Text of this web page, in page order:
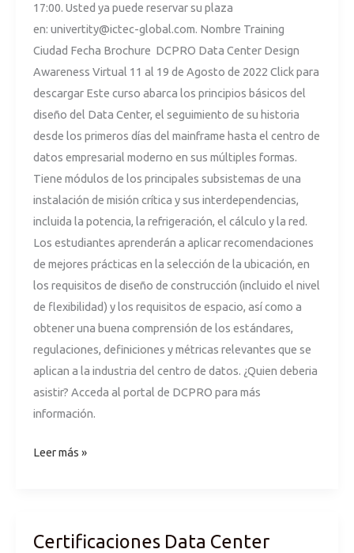
17:00. Usted ya puede reservar su plaza
en: univertity@ictec-global.com. Nombre Training
Ciudad Fecha Brochure DCPRO Data Center Design
Awareness Virtual 11 al 19 de Agosto de 2022 Click para
descargar Este curso abarca los principios básicos del
diseño del Data Center, el seguimiento de su historia
desde los primeros días del mainframe hasta el centro de
datos empresarial moderno en sus múltiples formas.
Tiene módulos de los principales subsistemas de una
instalación de misión crítica y sus interdependencias,
incluida la potencia, la refrigeración, el cálculo y la red.
Los estudiantes aprenderán a aplicar recomendaciones
de mejores prácticas en la selección de la ubicación, en
los requisitos de diseño de construcción (incluido el nivel
de flexibilidad) y los requisitos de espacio, así como a
obtener una buena comprensión de los estándares,
regulaciones, definiciones y métricas relevantes que se
aplican a la industria del centro de datos. ¿Quien deberia
asistir? Acceda al portal de DCPRO para más
información.
Leer más »
Certificaciones Data Center
Certificaciones